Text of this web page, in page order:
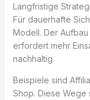
Langfristige
Für dauerhafte
Modell. Der
erfordert mehr
nachhaltig.
Beispiele sind
Shop. Diese Wege